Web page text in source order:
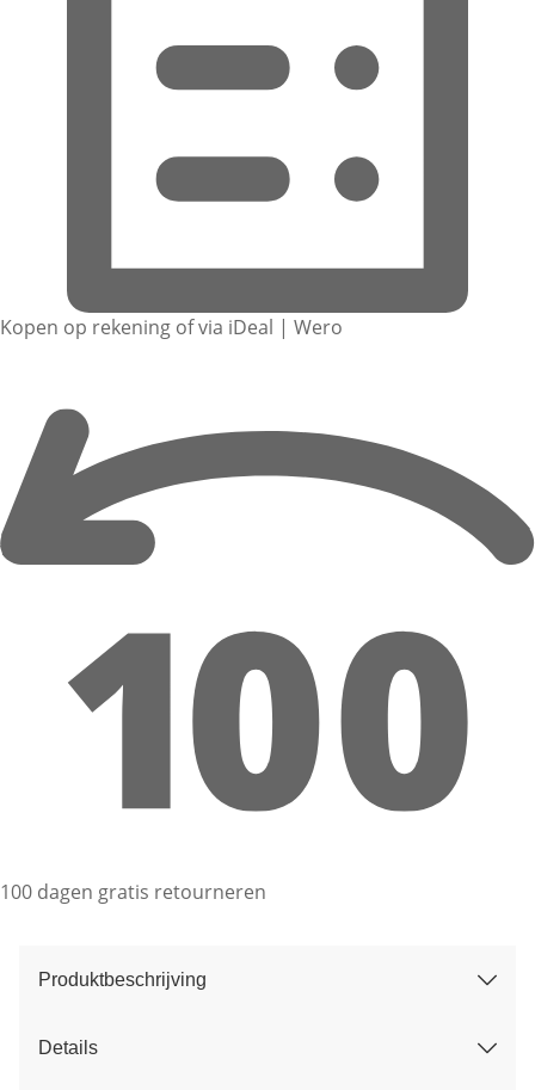
Kopen op rekening of via iDeal | Wero
100 dagen gratis retourneren
Produktbeschrijving
Details